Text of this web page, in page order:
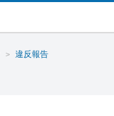
違反報告